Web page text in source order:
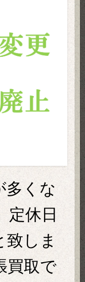
多くな
定休日
致しま
買取で